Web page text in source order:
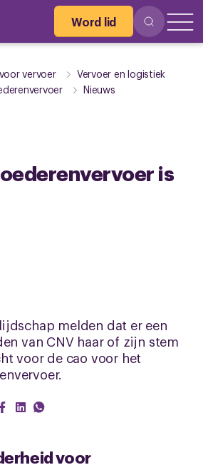
Word lid
vervoer
Vervoer en logistiek
Nieuws
is
melden dat er een
van CNV haar of zijn stem
voor de cao voor het
voor